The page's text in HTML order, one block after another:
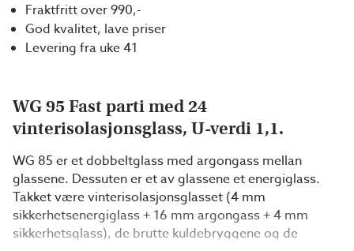
Fraktfritt over 990,-
God kvalitet, lave priser
Levering fra uke 41
WG 95 Fast parti med 24
vinterisolasjonsglass, U-verdi 1,1.
WG 85 er et dobbeltglass med argongass mellan
glassene. Dessuten er et av glassene et energiglass.
Takket være vinterisolasjonsglasset (4 mm
sikkerhetsenergiglass + 16 mm argongass + 4 mm
sikkerhetsglass), de brutte kuldebryggene og de